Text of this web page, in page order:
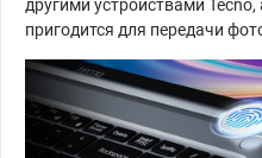
другими устройствами
пригодится для передачи